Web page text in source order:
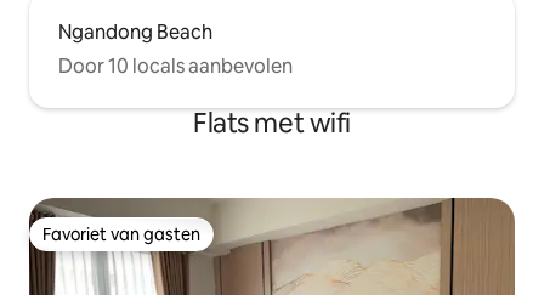
Ngandong Beach
Door 10 locals aanbevolen
Flats met wifi
Favoriet van gasten
Favoriet van gasten